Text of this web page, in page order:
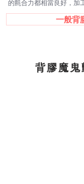
的氈合力都相當良好 ，加
一般背
背膠魔